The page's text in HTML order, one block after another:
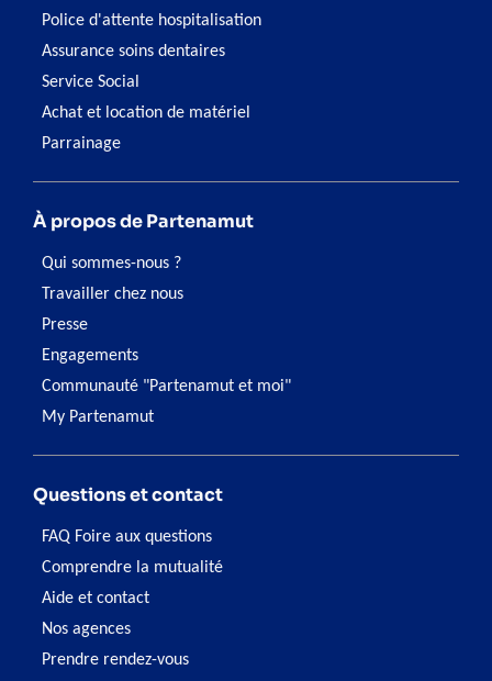
Police d'attente hospitalisation
Assurance soins dentaires
Service Social
Achat et location de matériel
Parrainage
À propos de Partenamut
Qui sommes-nous ?
Travailler chez nous
Presse
Engagements
Communauté "Partenamut et moi"
My Partenamut
Questions et contact
FAQ Foire aux questions
Comprendre la mutualité
Aide et contact
Nos agences
Prendre rendez-vous